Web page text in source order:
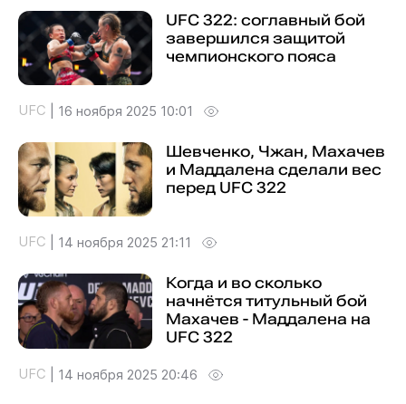
UFC 322: соглавный бой
завершился защитой
чемпионского пояса
UFC 16 ноября 2025 10:01
Шевченко, Чжан, Махачев
и Маддалена сделали вес
перед UFC 322
UFC 14 ноября 2025 21:11
Когда и во сколько
начнётся титульный бой
Махачев - Маддалена на
UFC 322
UFC 14 ноября 2025 20:46